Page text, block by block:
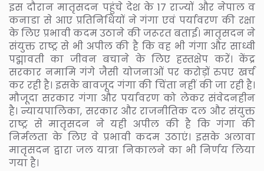
इस दौरान मातृसदन पहुंचे देश के 17 राज्यों और नेपाल व
कनाडा से आए प्रतिनिधियों ने गंगा एवं पर्यावरण की रक्षा
के लिए प्रभावी कदम उठाने की जरूरत बताई। मातृसदन ने
संयुक्त राष्ट्र से भी अपील की है कि वह भी गंगा और साध्वी
पद्मावती का जीवन बचाने के लिए हस्तक्षेप करें। केंद्र
सरकार नमामि गंगे जैसी योजनाओं पर करोड़ों रुपए खर्च
कर रही है। इसके बावजूद गंगा की चिंता नहीं की जा रही है।
मौजूदा सरकार गंगा और पर्यावरण को लेकर संवेदनहीन
है। न्यायपालिका, सरकार और राजनीतिक दल और संयुक्त
राष्ट्र से मातृसदन ने यही अपील की है कि गंगा की
निर्मलता के लिए वे प्रभावी कदम उठाएं। इसके अलावा
मातृसदन द्वारा जल यात्रा निकालने का भी निर्णय लिया
गया है।